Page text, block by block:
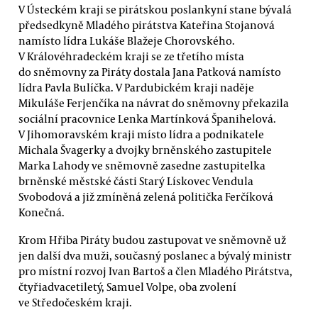
V Ústeckém kraji se pirátskou poslankyní stane bývalá
předsedkyně Mladého pirátstva Kateřina Stojanová
namísto lídra Lukáše Blažeje Chorovského.
V Královéhradeckém kraji se ze třetího místa
do sněmovny za Piráty dostala Jana Patková namísto
lídra Pavla Bulíčka. V Pardubickém kraji naděje
Mikuláše Ferjenčíka na návrat do sněmovny překazila
sociální pracovnice Lenka Martínková Španihelová.
V Jihomoravském kraji místo lídra a podnikatele
Michala Švagerky a dvojky brněnského zastupitele
Marka Lahody ve sněmovně zasedne zastupitelka
brněnské městské části Starý Lískovec Vendula
Svobodová a již zmíněná zelená politička Ferčíková
Konečná.
Krom Hřiba Piráty budou zastupovat ve sněmovně už
jen další dva muži, současný poslanec a bývalý ministr
pro místní rozvoj Ivan Bartoš a člen Mladého Pirátstva,
čtyřiadvacetiletý, Samuel Volpe, oba zvolení
ve Středočeském kraji.